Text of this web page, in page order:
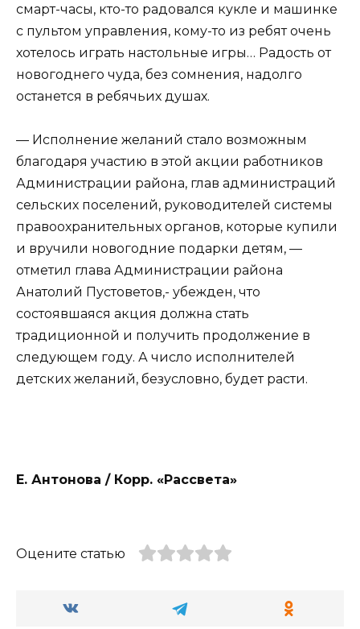
смарт-часы, кто-то радовался кукле и машинке
с пультом управления, кому-то из ребят очень
хотелось играть настольные игры… Радость от
новогоднего чуда, без сомнения, надолго
останется в ребячьих душах.
— Исполнение желаний стало возможным
благодаря участию в этой акции работников
Администрации района, глав администраций
сельских поселений, руководителей системы
правоохранительных органов, которые купили
и вручили новогодние подарки детям, —
отметил глава Администрации района
Анатолий Пустоветов,- убежден, что
состоявшаяся акция должна стать
традиционной и получить продолжение в
следующем году. А число исполнителей
детских желаний, безусловно, будет расти.
Е. Антонова / Корр. «Рассвета»
Оцените статью